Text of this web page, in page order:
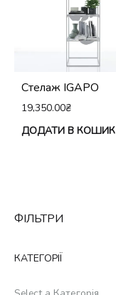
Cтелаж IGAPO
19,350.00₴
ДОДАТИ В КОШИК
ФІЛЬТРИ
КАТЕГОРІЇ